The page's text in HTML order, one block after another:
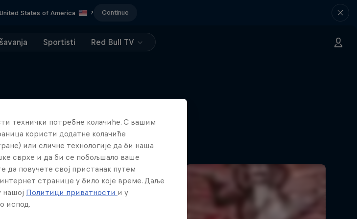
States of America ? Continue
Sportisti Red Bull TV
ovoga
Imparables: Red Bull Batalla
Priča o Red Bull Batalla Svetskom finalu
MUSIC
технички потребне колачиће. С вашим
користи додатне колачиће
или сличне технологије да би наша
сврхе и да би се побољшало ваше
да повучете свој пристанак путем
странице у било које време. Даље
нашој Политици приватности и у
испод.